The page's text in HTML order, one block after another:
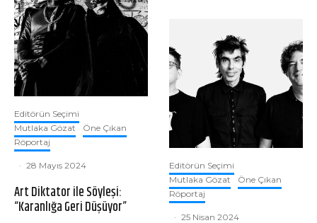
Editörün Seçimi
Mutlaka Gözat
Öne Çıkan
Röportaj
· 28 Mayıs 2024
Art Diktator ile Söyleşi:
“Karanlığa Geri Düşüyor”
Editörün Seçimi
Mutlaka Gözat
Öne Çıkan
Röportaj
· 25 Nisan 2024